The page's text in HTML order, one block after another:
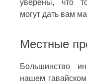
уверены, что
могут дать вам
Местные
Большинство
нашем